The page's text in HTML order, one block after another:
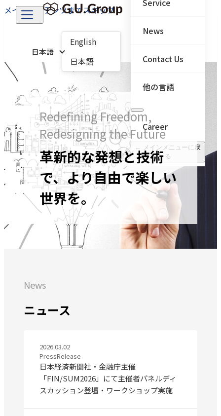
メインコンテンツまでスキップ
日本語
English
日本語
Service
News
Contact Us
他の言語
Career
← メインメニューに戻
る
Redefining Freedom,
Redesigning the Future
革新的な発想と技術
で、より自由で楽しい
世界を。
News
ニュース
2026.03.02
PressRelease
日本経済新聞社・金融庁主催
「FIN/SUM2026」にて主催者パネルディ
スカッション登壇・ワークショップ実施